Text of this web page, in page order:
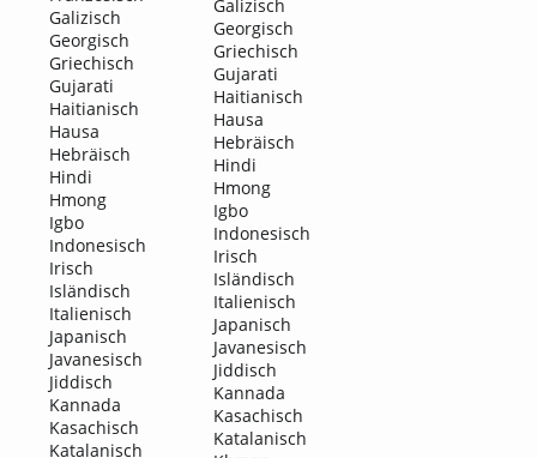
Galizisch
Georgisch
Griechisch
Gujarati
Haitianisch
Hausa
Hebräisch
Hindi
Hmong
Igbo
Indonesisch
Irisch
Isländisch
Italienisch
Japanisch
Javanesisch
Jiddisch
Kannada
Kasachisch
Katalanisch
Galizisch
Georgisch
Griechisch
Gujarati
Haitianisch
Hausa
Hebräisch
Hindi
Hmong
Igbo
Indonesisch
Irisch
Isländisch
Italienisch
Japanisch
Javanesisch
Jiddisch
Kannada
Kasachisch
Katalanisch